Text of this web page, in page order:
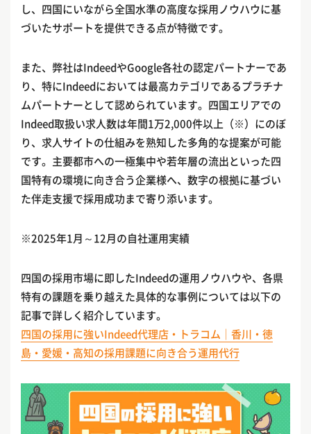
し、四国にいながら全国水準の高度な採用ノウハウに基
づいたサポートを提供できる点が特徴です。
また、弊社はIndeedやGoogle各社の認定パートナーであ
り、特にIndeedにおいては最高カテゴリであるプラチナ
ムパートナーとして認められています。四国エリアでの
Indeed取扱い求人数は年間1万2,000件以上（※）にのぼ
り、求人サイトの仕組みを熟知した多角的な提案が可能
です。主要都市への一極集中や若年層の流出といった四
国特有の環境に向き合う企業様へ、数字の根拠に基づい
た伴走支援で採用成功まで寄り添います。
※2025年1月～12月の自社運用実績
四国の採用市場に即したIndeedの運用ノウハウや、各県
特有の課題を乗り越えた具体的な事例については以下の
記事で詳しく紹介しています。
四国の採用に強いIndeed代理店・トラコム｜香川・徳
島・愛媛・高知の採用課題に向き合う運用代行